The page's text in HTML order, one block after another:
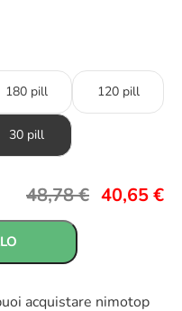
180 pill 120 pill
30 pill
48,78€ 40,65€
acquistare nimotop